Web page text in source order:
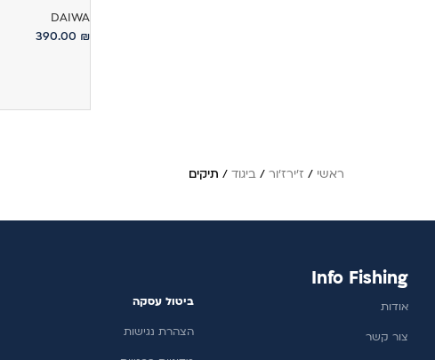
DAIWA
390.00 ₪
ראשי / ז'ירז'ור / ביגוד / תיקים
Info Fishing
אודות
צור קשר
ביטול עסקה
הצהרת נגישות